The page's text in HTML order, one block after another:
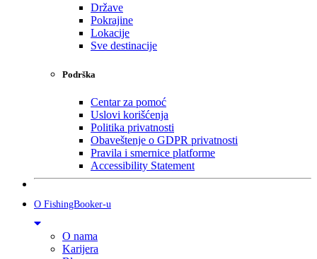
Države
Pokrajine
Lokacije
Sve destinacije
Podrška
Centar za pomoć
Uslovi korišćenja
Politika privatnosti
Obaveštenje o GDPR privatnosti
Pravila i smernice platforme
Accessibility Statement
O FishingBooker-u
O nama
Karijera